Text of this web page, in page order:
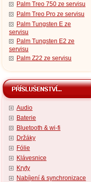
Palm Treo 750 ze servisu
Palm Treo Pro ze servisu
Palm Tungsten E ze
servisu
Palm Tungsten E2 ze
servisu
Palm Z22 ze servisu
Audio
Baterie
Bluetooth & wi-fi
Držáky
Fólie
Klávesnice
Kryty
Nabíjení & synchronizace